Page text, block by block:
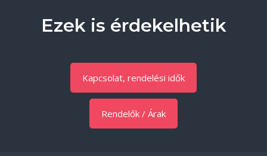
Ezek is érdekelhetik
Kapcsolat, rendelési idők
Rendelők / Árak